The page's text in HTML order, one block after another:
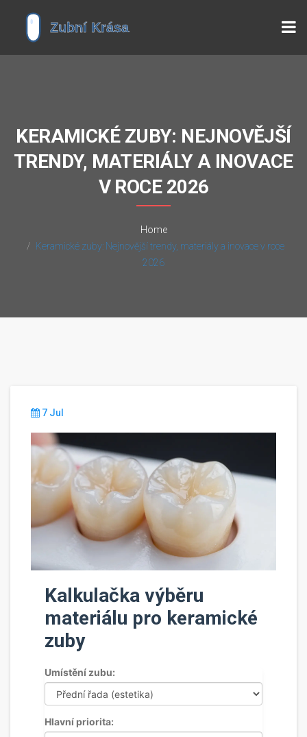
KERAMICKÉ ZUBY: NEJNOVĚJŠÍ
TRENDY, MATERIÁLY A INOVACE
V ROCE 2026
Home
Keramické zuby: Nejnovější trendy, materiály a inovace v roce
2026
7 Jul
Kalkulačka výběru
materiálu pro keramické
zuby
Umístění zubu:
Hlavní priorita: